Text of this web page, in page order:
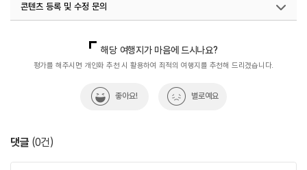
콘텐츠 등록 및 수정 문의
해당 여행지가 마음에 드시나요?
평가를 해주시면 개인화 추천 시 활용하여 최적의 여행지를 추천해 드리겠습니다.
좋아요! 별로예요
댓글 (0건)